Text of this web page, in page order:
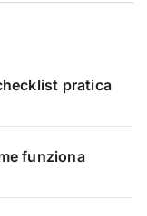
pratica
funziona